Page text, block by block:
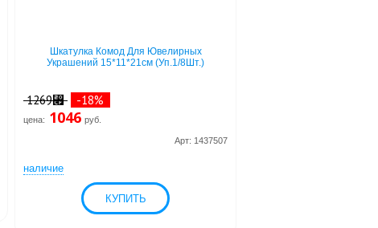
Шкатулка Комод Для Ювелирных
Украшений 15*11*21см (Уп.1/8Шт.)
1269⃏ -18%
цена: 1046 руб.
Арт: 1437507
наличие